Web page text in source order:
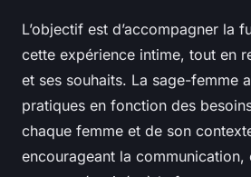
L’objectif est d’accompagner la
cette expérience intime, tout en
et ses souhaits. La sage-femme
pratiques en fonction des
chaque femme et de son
encourageant la communication,